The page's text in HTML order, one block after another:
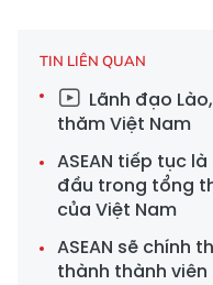
TIN LIÊN QUAN
Lãnh đạo
thăm Việt Nam
ASEAN tiếp tục
đầu trong tổng
của Việt Nam
ASEAN sẽ chính
thành thành viên